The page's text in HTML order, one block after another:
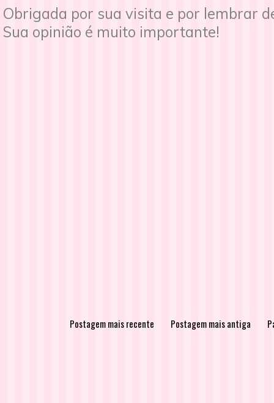
Obrigada por sua visita e por lembrar
Sua opinião é muito importante!
Postagem mais recente Postagem mais antiga